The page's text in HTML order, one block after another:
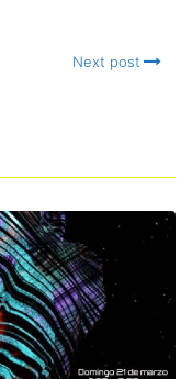
Next post